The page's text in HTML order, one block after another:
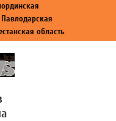
Павлодарская
область